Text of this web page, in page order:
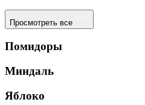
Просмотреть все
Помидоры
Миндаль
Яблоко